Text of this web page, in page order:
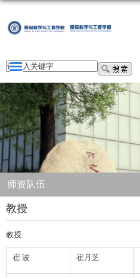
师资队伍
教授
教授
崔 波 崔月芝